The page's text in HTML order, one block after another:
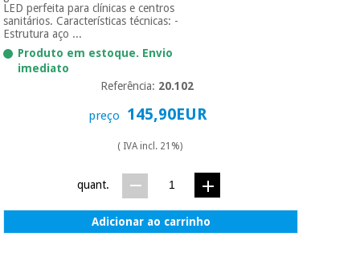
LED perfeita para clínicas e centros
sanitários. Características técnicas: -
Estrutura aço ...
Produto em estoque. Envio
imediato
Referência: 20.102
preço 145,90EUR
( IVA incl. 21%)
quant.
Adicionar ao carrinho